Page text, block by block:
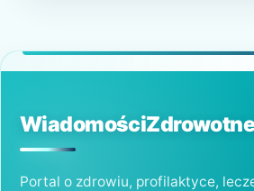
dlaczego ich ekstrakcja
Portal o zdrowiu, profilaktyce,